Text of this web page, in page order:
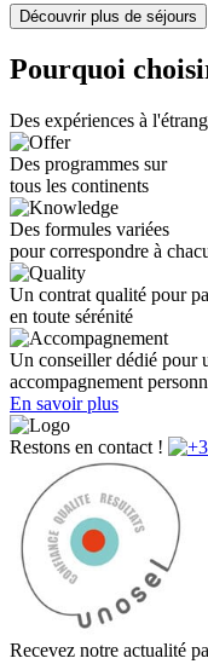
Découvrir plus de séjours
Pourquoi
Des expériences à
Des programmes sur
tous les continents
Des formules variées
pour correspondre à
Un contrat qualité pour
en toute sérénité
Un conseiller dédié pour
accompagnement
En savoir plus
Restons en contact !
Recevez notre actualité